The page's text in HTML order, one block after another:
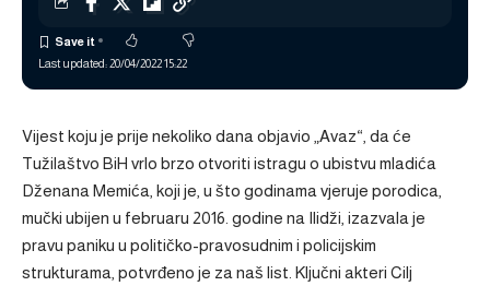
Last updated: 20/04/2022 15:22
Vijest koju je prije nekoliko dana objavio „Avaz“, da će
Tužilaštvo BiH vrlo brzo otvoriti istragu o ubistvu mladića
Dženana Memića, koji je, u što godinama vjeruje porodica,
mučki ubijen u februaru 2016. godine na Ilidži, izazvala je
pravu paniku u političko-pravosudnim i policijskim
strukturama, potvrđeno je za naš list. Ključni akteri Cilj